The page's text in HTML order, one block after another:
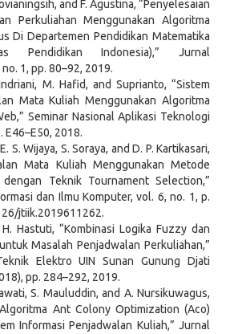
and F. Agustina, “Penyelesaian
Perkuliahan Menggunakan Algoritma
Di Departemen Pendidikan Matematika
Pendidikan Indonesia),” Jurnal
1, pp. 80–92, 2019.
M. Hafid, and Suprianto, “Sistem
Mata Kuliah Menggunakan Algoritma
Seminar Nasional Aplikasi Teknologi
E46–E50, 2018.
S. Wijaya, S. Soraya, and D. P. Kartikasari,
Mata Kuliah Menggunakan Metode
Teknik Tournament Selection,”
dan Ilmu Komputer, vol. 6, no. 1, p.
jtiik.2019611262.
Hastuti, “Kombinasi Logika Fuzzy dan
Masalah Penjadwalan Perkuliahan,”
Elektro UIN Sunan Gunung Djati
pp. 284–292, 2019.
S. Mauluddin, and A. Nursikuwagus,
Ant Colony Optimization (Aco)
Informasi Penjadwalan Kuliah,” Jurnal